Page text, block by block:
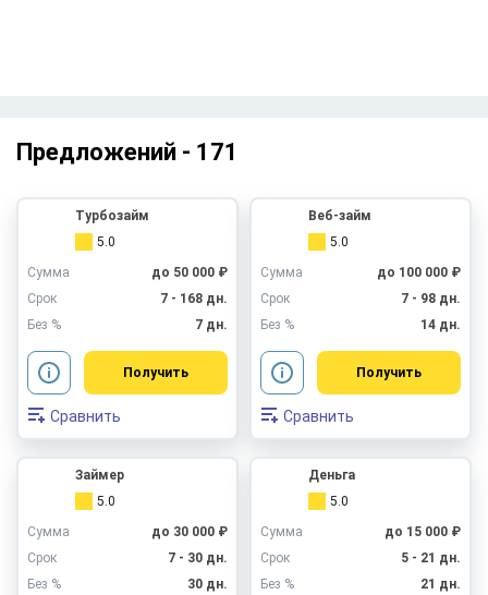
Предложений - 171
Турбозайм
5.0
Сумма
до 50 000 ₽
Срок
7 - 168 дн.
Без %
7 дн.
Получить
Сравнить
Веб-займ
5.0
Сумма
до 100 000 ₽
Срок
7 - 98 дн.
Без %
14 дн.
Получить
Сравнить
Займер
5.0
Сумма
до 30 000 ₽
Срок
7 - 30 дн.
Без %
30 дн.
Деньга
5.0
Сумма
до 15 000 ₽
Срок
5 - 21 дн.
Без %
21 дн.